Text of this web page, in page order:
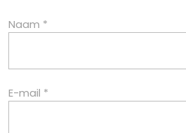
Naam *
E-mail *